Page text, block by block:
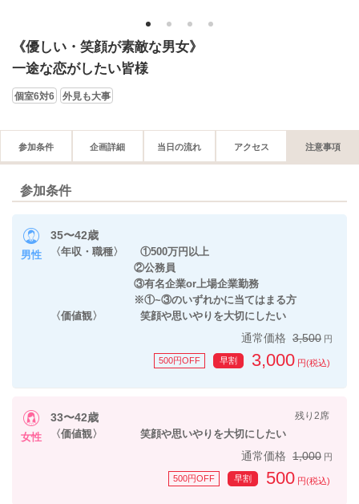
1 2 3 4
《優しい・笑顔が素敵な男女》
一途な恋がしたい皆様
個室6対6 外見も大事
参加条件 企画詳細 当日の流れ アクセス 注意事項
参加条件
男性
35〜42歳
〈年収・職種〉 ①500万円以上
②公務員
③有名企業or上場企業勤務
※①~③のいずれかに当てはまる方
〈価値観〉 笑顔や思いやりを大切にしたい
通常価格 3,500 円
500円OFF 早割 3,000 円(税込)
女性
残り2席
33〜42歳
〈価値観〉 笑顔や思いやりを大切にしたい
通常価格 1,000 円
500円OFF 早割 500 円(税込)